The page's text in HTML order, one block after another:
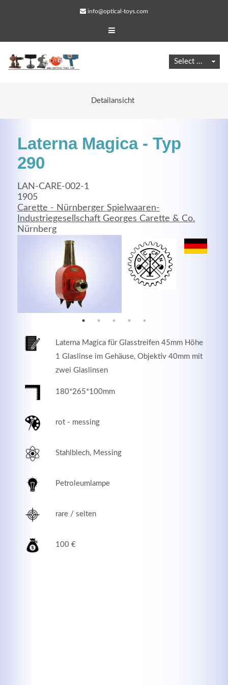
info@optical-toys.com
Detailansicht
Laterna Magica - Typ
290
LAN-CARE-002-1
1905
Carette - Nürnberger Spielwaaren-
Industriegesellschaft Georges Carette & Co.
Nürnberg
Laterna Magica für Glasstreifen 45mm Höhe
1 Glaslinse im Gehäuse, Objektiv 40mm mit
zwei Glaslinsen
180*265*100mm
rot - messing
Stahlblech, Messing
Petroleumlampe
rare / selten
100 €
Web Projects
Lorem ipsum dolor sit amet, consectetuer adipiscing
elit. Aenean commodo ligula eget dolor.
MEHR INFOS
Good Service
Lorem ipsum dolor sit amet, consectetuer adipiscing
MEHR INFOS